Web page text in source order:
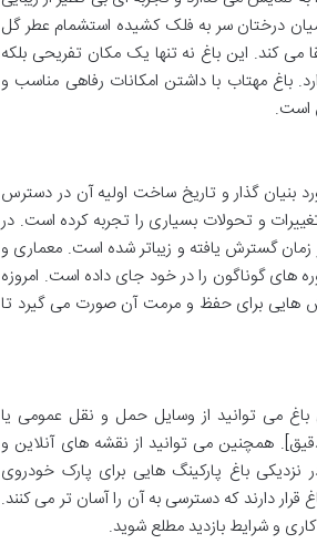
میان درختان سر به فلک کشیده استشمام عطر گل
کند. این باغ نه تنها یک مکان تفریحی بلکه
باغ مهتاب با داشتن امکانات رفاهی مناسب و
است.
بنیان گذار و تاریخ ساخت اولیه آن در دسترس
و تحولات بسیاری را تجربه کرده است. در
گسترش یافته و زیباتر شده است. معماری و
های گوناگون را در خود جای داده است. امروزه
هایی برای حفظ و مرمت آن صورت می گیرد تا
می توانید از وسایل حمل و نقل عمومی یا
همچنین می توانید از نقشه های آنلاین و
نزدیکی باغ پارکینگ هایی برای پارک خودروی
دارند که دسترسی به آن را آسان تر می کنند.
و شرایط بازدید مطلع شوید.